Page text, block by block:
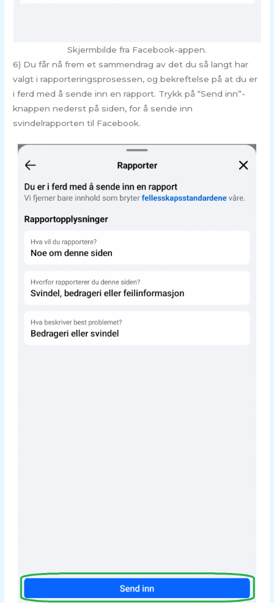
Skjermbilde fra Facebook-appen.
6) Du får nå frem et sammendrag av det du så langt har
valgt i rapporteringsprosessen, og bekreftelse på at du er
i ferd med å sende inn en rapport. Trykk på “Send inn”-
knappen nederst på siden, for å sende inn
svindelrapporten til Facebook.